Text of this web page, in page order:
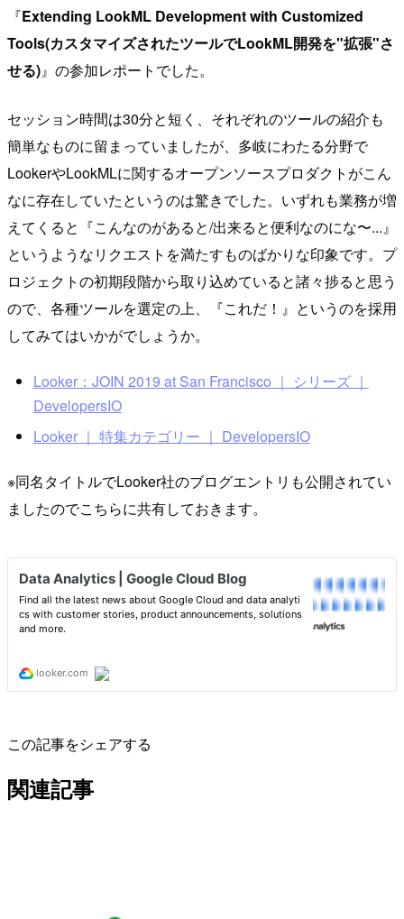
『Extending LookML Development with Customized
Tools(カスタマイズされたツールでLookML開発を"拡張"さ
せる)』の参加レポートでした。
セッション時間は30分と短く、それぞれのツールの紹介も
簡単なものに留まっていましたが、多岐にわたる分野で
LookerやLookMLに関するオープンソースプロダクトがこん
なに存在していたというのは驚きでした。いずれも業務が増
えてくると『こんなのがあると/出来ると便利なのにな〜...』
というようなリクエストを満たすものばかりな印象です。プ
ロジェクトの初期段階から取り込めていると諸々捗ると思う
ので、各種ツールを選定の上、『これだ！』というのを採用
してみてはいかがでしょうか。
Looker：JOIN 2019 at San Francisco ｜ シリーズ ｜
DevelopersIO
Looker ｜ 特集カテゴリー ｜ DevelopersIO
※同名タイトルでLooker社のブログエントリも公開されてい
ましたのでこちらに共有しておきます。
この記事をシェアする
関連記事